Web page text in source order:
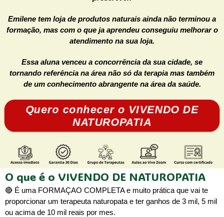
Emilene tem loja de produtos naturais ainda não terminou a
formação, mas com o que ja aprendeu conseguiu melhorar o
atendimento na sua loja.
Essa aluna venceu a concorrência da sua cidade, se
tornando referência na área não só da terapia mas também
de um conhecimento abrangente na área da saúde.
Quero conhecer o VIVENDO DE
NATUROPATIA
O que é o VIVENDO DE NATUROPATIA
🔴 É uma FORMAÇAO COMPLETA e muito prática que vai te
proporcionar um terapeuta naturopata e ter ganhos de 3 mil, 5 mil
ou acima de 10 mil reais por mes.